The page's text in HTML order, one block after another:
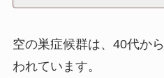
空の巣症候群は、40代か
われています。